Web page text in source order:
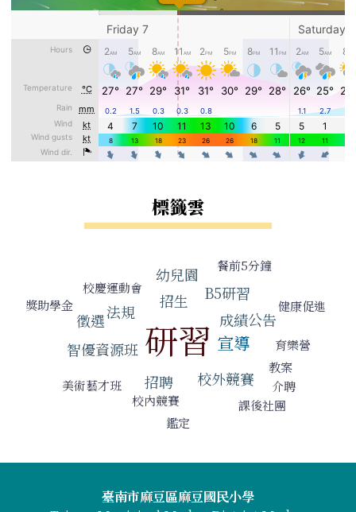
標籤雲
校慶運動會
幼兒園 餐前5分鐘
獎助學金 法規
招生
B5研習
徵選
健康促進
研習 成績公告
智優資源班
宣導 育樂營
美術藝才班 招聘 校外競賽
教案
校內競賽
介聘
課後社團
鑑定
頁尾區域內容臺南市麻豆區麻豆國民小學